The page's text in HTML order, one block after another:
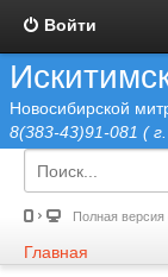
Войти
Новосибирской
8(383-43)91-081 (
Полная версия
Главная